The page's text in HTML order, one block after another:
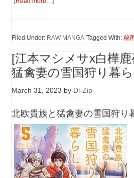
Filed Under: RAW MANGA Tagged With:秘
[江本マシメサx白樺鹿
猛禽妻の雪国狩り暮
March 31, 2023 by Dl-Zip
北欧貴族と猛禽妻の雪国狩り